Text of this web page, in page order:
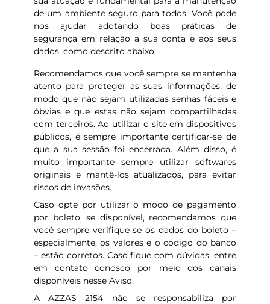
de um ambiente seguro para todos. Você pode
nos ajudar adotando boas práticas de
segurança em relação a sua conta e aos seus
dados, como descrito abaixo:
Recomendamos que você sempre se mantenha
atento para proteger as suas informações, de
modo que não sejam utilizadas senhas fáceis e
óbvias e que estas não sejam compartilhadas
com terceiros. Ao utilizar o site em dispositivos
públicos, é sempre importante certificar-se de
que a sua sessão foi encerrada. Além disso, é
muito importante sempre utilizar softwares
originais e mantê-los atualizados, para evitar
riscos de invasões.
Caso opte por utilizar o modo de pagamento
por boleto, se disponível, recomendamos que
você sempre verifique se os dados do boleto –
especialmente, os valores e o código do banco
– estão corretos. Caso fique com dúvidas, entre
em contato conosco por meio dos canais
disponíveis nesse Aviso.
A AZZAS 2154 não se responsabiliza por